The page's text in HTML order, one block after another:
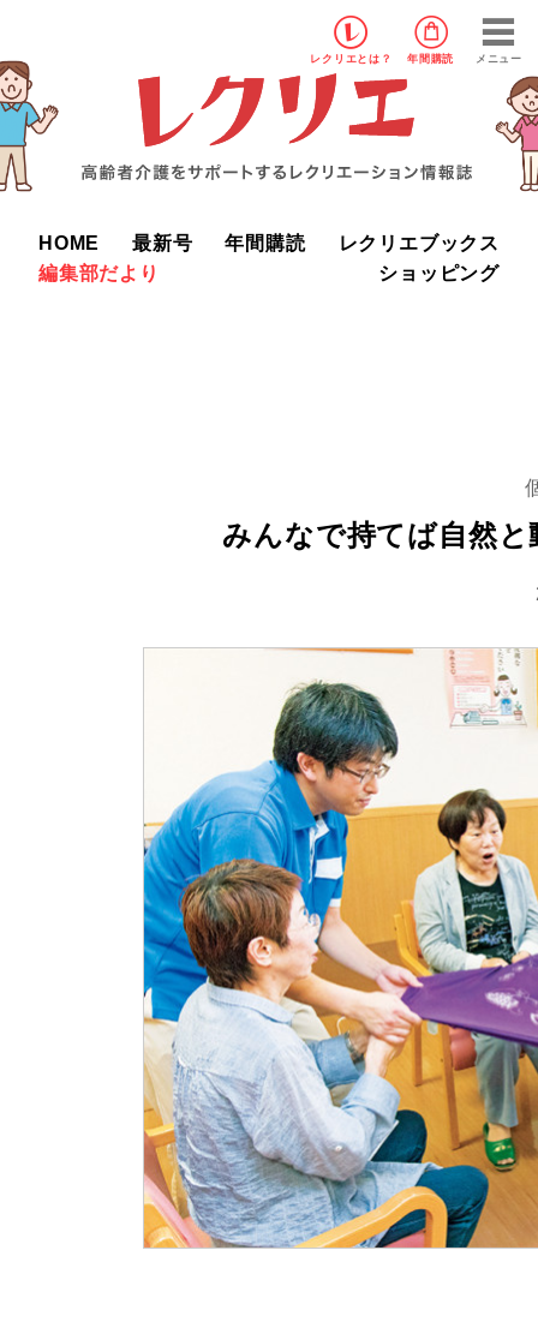
レクリエ とは？ 年間購読 メニュー
HOME 最新号 年間購読
レクリエブックス
編集部だより
ショッピング
みんなで持てば自然